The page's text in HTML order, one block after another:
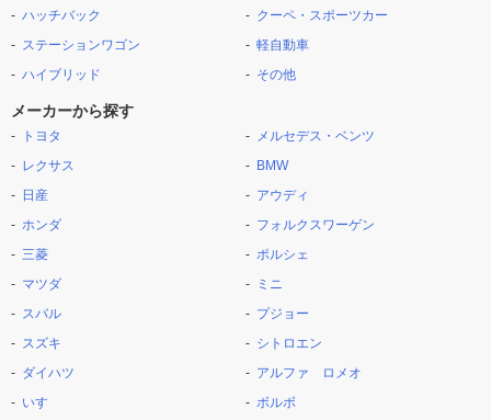
ハッチバック
ステーションワゴン
ハイブリッド
クーペ・スポーツカー
軽自動車
その他
メーカーから探す
トヨタ
レクサス
日産
ホンダ
三菱
マツダ
スバル
スズキ
ダイハツ
いすゞ
メルセデス・ベンツ
BMW
アウディ
フォルクスワーゲン
ポルシェ
ミニ
プジョー
シトロエン
アルファ ロメオ
ボルボ